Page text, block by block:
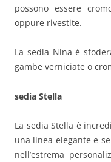
possono essere
oppure rivestite.
La sedia Nina è
gambe verniciate o
sedia Stella
La sedia Stella è
una linea elegante e
nell’estrema